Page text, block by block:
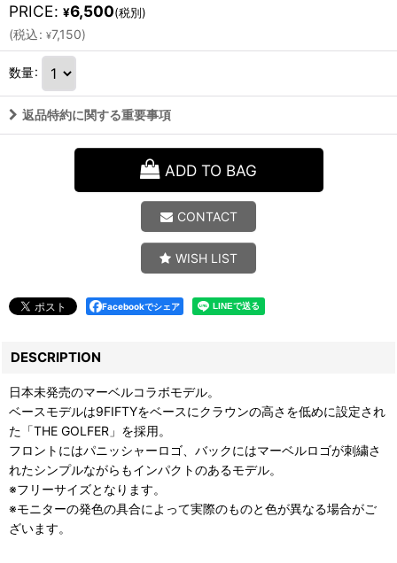
PRICE: ¥6,500(税別)
(税込: ¥7,150)
数量:
返品特約に関する重要事項
ADD TO BAG
CONTACT
WISH LIST
Facebookでシェア
DESCRIPTION
日本未発売のマーベルコラボモデル。
ベースモデルは9FIFTYをベースにクラウンの高さを低めに設定され
た「THE GOLFER」を採用。
フロントにはパニッシャーロゴ、バックにはマーベルロゴが刺繍さ
れたシンプルながらもインパクトのあるモデル。
※フリーサイズとなります。
※モニターの発色の具合によって実際のものと色が異なる場合がご
ざいます。